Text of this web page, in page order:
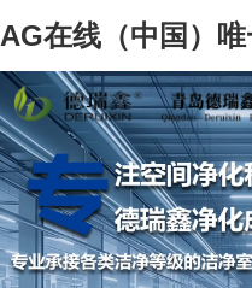
AG在线（中国）